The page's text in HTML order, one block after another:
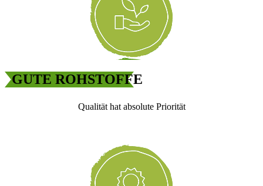
GUTE ROHSTOFFE
Qualität hat absolute Priorität